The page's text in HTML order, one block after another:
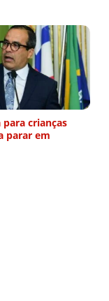
para crianças
parar em